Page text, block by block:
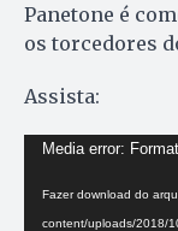
Panetone é
os torcedores
Assista:
Tocador
vídeo
Media error:
Fazer download do
content/uploads/2018/